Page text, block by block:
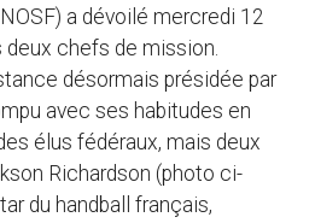
a dévoilé mercredi 12
deux chefs de mission.
désormais présidée par
avec ses habitudes en
élus fédéraux, mais deux
Richardson (photo ci-
du handball français,